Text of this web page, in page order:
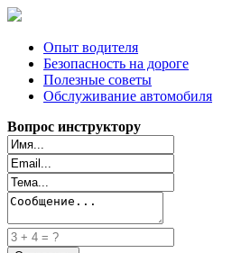
Опыт водителя
Безопасность на дороге
Полезные советы
Обслуживание автомобиля
Вопрос инструктору